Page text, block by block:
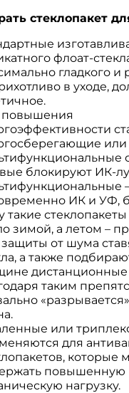
стеклопакет
флоат-
гладкого и
в уходе,
повышения
или
блокируют ИК-
ИК и УФ,
такие
зимой, а летом –
от шума
а также
таким
или
для
которые
повышенную
нагрузку.